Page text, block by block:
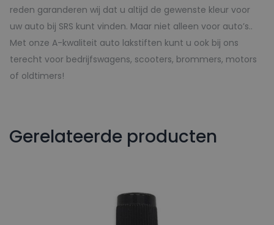
reden garanderen wij dat u altijd de gewenste kleur voor
uw auto bij SRS kunt vinden. Maar niet alleen voor auto’s..
Met onze A-kwaliteit auto lakstiften kunt u ook bij ons
terecht voor bedrijfswagens, scooters, brommers, motors
of oldtimers!
Gerelateerde producten